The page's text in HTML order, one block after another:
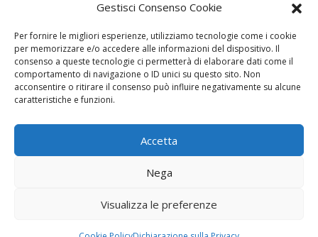
Gestisci Consenso Cookie
Per fornire le migliori esperienze, utilizziamo tecnologie come i cookie
per memorizzare e/o accedere alle informazioni del dispositivo. Il
consenso a queste tecnologie ci permetterà di elaborare dati come il
comportamento di navigazione o ID unici su questo sito. Non
acconsentire o ritirare il consenso può influire negativamente su alcune
caratteristiche e funzioni.
Accetta
Nega
Visualizza le preferenze

alla Newsletter
unarmaasc@pec.it